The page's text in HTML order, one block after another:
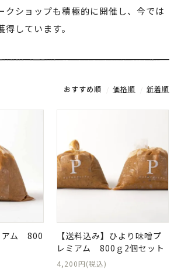
について
会員登録
プライバシーポリシー
クショップも積極的に開催し、今では
しています。
おすすめ順 価格順 新着順
アム 800
【送料込み】ひより味噌プ
レミアム 800ｇ2個セット
4,200円(税込)